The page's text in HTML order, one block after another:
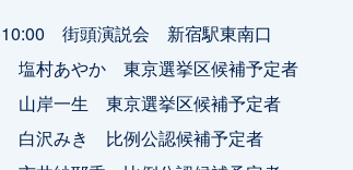
10:00 街頭演説会 新宿駅東南口
塩村あやか 東京選挙区候補予定者
山岸一生 東京選挙区候補予定者
白沢みき 比例公認候補予定者